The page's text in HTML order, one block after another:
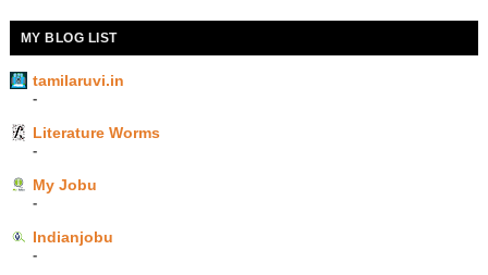
MY BLOG LIST
tamilaruvi.in
-
Literature Worms
-
My Jobu
-
Indianjobu
-